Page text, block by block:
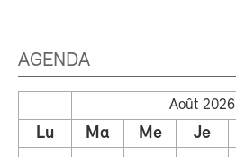
AGENDA
Août 2026
Lu Ma Me Je